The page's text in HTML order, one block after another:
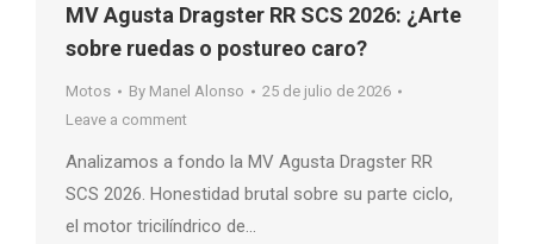
MV Agusta Dragster RR SCS 2026: ¿Arte
sobre ruedas o postureo caro?
Motos By Manel Alonso
25 de julio de 2026
Leave a comment
Analizamos a fondo la MV Agusta Dragster RR
SCS 2026. Honestidad brutal sobre su parte ciclo,
el motor tricilíndrico de…